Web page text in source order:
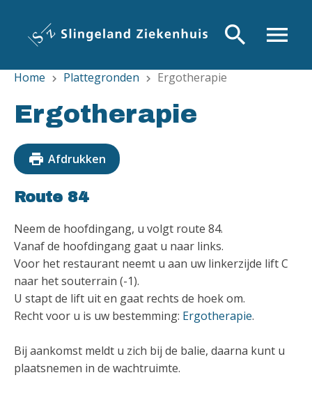
inhoud
menu
search
Home chevron_right Plattegronden chevron_right Ergotherapie
Ergotherapie
print Afdrukken
Route 84
Neem de hoofdingang, u volgt route 84.
Vanaf de hoofdingang gaat u naar links.
Voor het restaurant neemt u aan uw linkerzijde lift C
naar het souterrain (-1).
U stapt de lift uit en gaat rechts de hoek om.
Recht voor u is uw bestemming: Ergotherapie.
Bij aankomst meldt u zich bij de balie, daarna kunt u
plaatsnemen in de wachtruimte.